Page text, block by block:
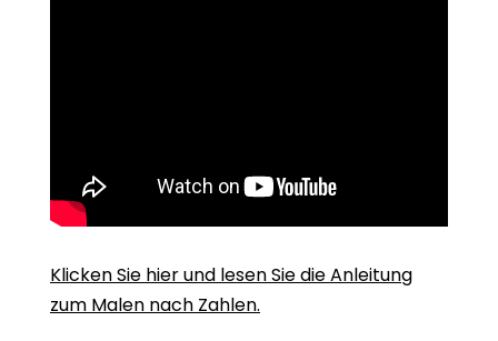
Klicken Sie hier und lesen Sie die Anleitung
zum Malen nach Zahlen.